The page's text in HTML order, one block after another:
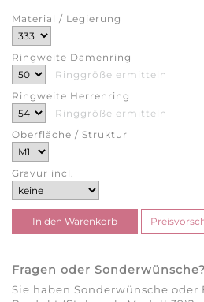
Material / Legierung
Ringweite Damenring
Ringgröße ermitteln
Ringweite Herrenring
Ringgröße ermitteln
Oberfläche / Struktur
Gravur incl.
Fragen oder Sonderwünsche?
Sie haben Sonderwünsche oder